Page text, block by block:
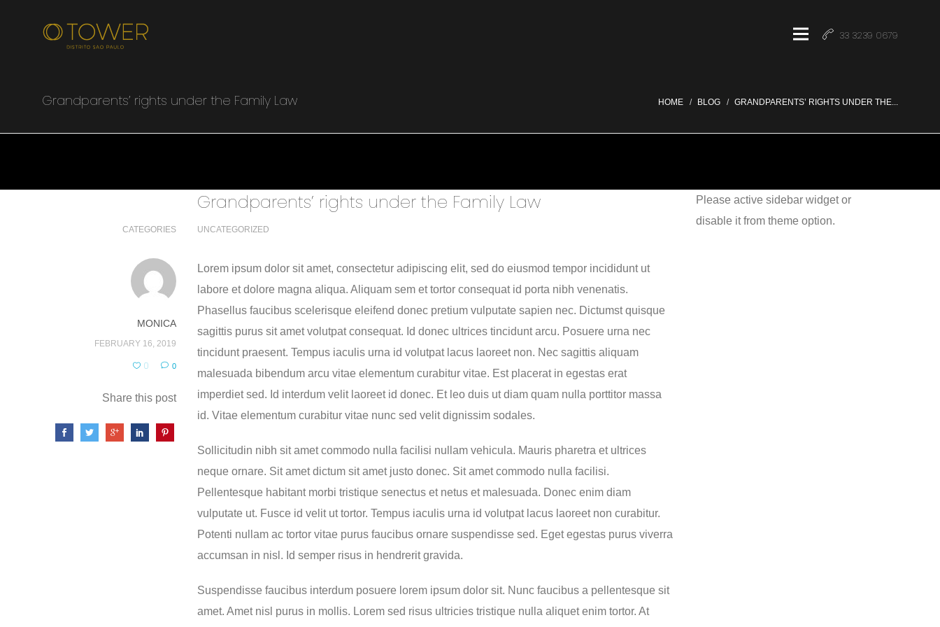
33 3239 0679
Grandparents’ rights under the Family Law HOME BLOG GRANDPARENTS’ RIGHTS UNDER THE...
Grandparents’ rights under the Family Law
CATEGORIES UNCATEGORIZED
MONICA
FEBRUARY 16, 2019
0 0
Share this post
Lorem ipsum dolor sit amet, consectetur adipiscing elit, sed do eiusmod tempor incididunt ut
labore et dolore magna aliqua. Aliquam sem et tortor consequat id porta nibh venenatis.
Phasellus faucibus scelerisque eleifend donec pretium vulputate sapien nec. Dictumst quisque
sagittis purus sit amet volutpat consequat. Id donec ultrices tincidunt arcu. Posuere urna nec
tincidunt praesent. Tempus iaculis urna id volutpat lacus laoreet non. Nec sagittis aliquam
malesuada bibendum arcu vitae elementum curabitur vitae. Est placerat in egestas erat
imperdiet sed. Id interdum velit laoreet id donec. Et leo duis ut diam quam nulla porttitor massa
id. Vitae elementum curabitur vitae nunc sed velit dignissim sodales.
Sollicitudin nibh sit amet commodo nulla facilisi nullam vehicula. Mauris pharetra et ultrices
neque ornare. Sit amet dictum sit amet justo donec. Sit amet commodo nulla facilisi.
Pellentesque habitant morbi tristique senectus et netus et malesuada. Donec enim diam
vulputate ut. Fusce id velit ut tortor. Tempus iaculis urna id volutpat lacus laoreet non curabitur.
Potenti nullam ac tortor vitae purus faucibus ornare suspendisse sed. Eget egestas purus viverra
accumsan in nisl. Id semper risus in hendrerit gravida.
Suspendisse faucibus interdum posuere lorem ipsum dolor sit. Nunc faucibus a pellentesque sit
amet. Amet nisl purus in mollis. Lorem sed risus ultricies tristique nulla aliquet enim tortor. At
Please active sidebar widget or
disable it from theme option.